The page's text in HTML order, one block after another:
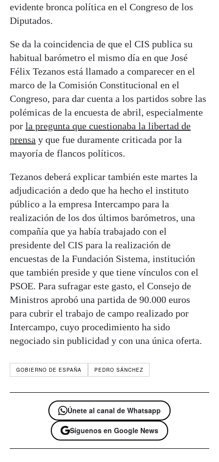
evidente bronca política en el Congreso de los
Diputados.
Se da la coincidencia de que el CIS publica su
habitual barómetro el mismo día en que José
Félix Tezanos está llamado a comparecer en el
marco de la Comisión Constitucional en el
Congreso, para dar cuenta a los partidos sobre las
polémicas de la encuesta de abril, especialmente
por la pregunta que cuestionaba la libertad de
prensa y que fue duramente criticada por la
mayoría de flancos políticos.
Tezanos deberá explicar también este martes la
adjudicación a dedo que ha hecho el instituto
público a la empresa Intercampo para la
realización de los dos últimos barómetros, una
compañía que ya había trabajado con el
presidente del CIS para la realización de
encuestas de la Fundación Sistema, institución
que también preside y que tiene vínculos con el
PSOE. Para sufragar este gasto, el Consejo de
Ministros aprobó una partida de 90.000 euros
para cubrir el trabajo de campo realizado por
Intercampo, cuyo procedimiento ha sido
negociado sin publicidad y con una única oferta.
GOBIERNO DE ESPAÑA PEDRO SÁNCHEZ
Únete al canal de Whatsapp
Síguenos en Google News